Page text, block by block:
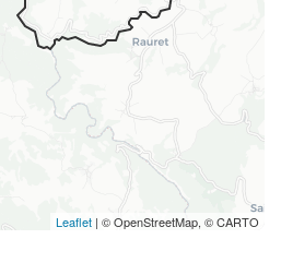
Leaflet | © OpenStreetMap, © CARTO